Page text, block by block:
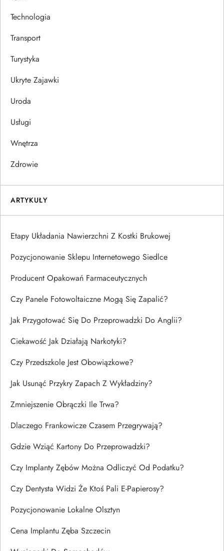
Technologia
Transport
Turystyka
Ukryte Zajawki
Uroda
Usługi
Wnętrza
Zdrowie
ARTYKUŁY
Etapy Układania Nawierzchni Z Kostki Brukowej
Pozycjonowanie Sklepu Internetowego Siedlce
Producent Opakowań Farmaceutycznych
Czy Panele Fotowoltaiczne Mogą Się Zapalić?
Jak Przygotować Się Do Przeprowadzki Do Anglii?
Ciekawość Jak Działają Narkotyki?
Czy Przedszkole Jest Obowiązkowe?
Jak Usunąć Przykry Zapach Z Wykładziny?
Zmniejszenie Obrączki Ile Trwa?
Dlaczego Frankowicze Czasem Przegrywają?
Gdzie Wziąć Kartony Do Przeprowadzki?
Czy Implanty Zębów Można Odliczyć Od Podatku?
Czy Dentysta Widzi Że Ktoś Pali E-Papierosy?
Pozycjonowanie Lokalne Olsztyn
Cena Implantu Zęba Szczecin